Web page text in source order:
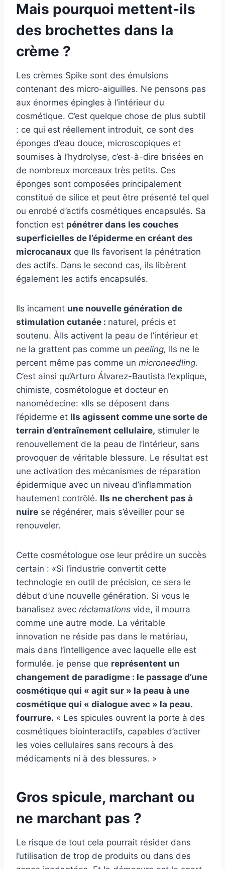
Mais pourquoi mettent-ils
des brochettes dans la
crème ?
Les crèmes Spike sont des émulsions
contenant des micro-aiguilles. Ne pensons pas
aux énormes épingles à l’intérieur du
cosmétique. C’est quelque chose de plus subtil
: ce qui est réellement introduit, ce sont des
éponges d’eau douce, microscopiques et
soumises à l’hydrolyse, c’est-à-dire brisées en
de nombreux morceaux très petits. Ces
éponges sont composées principalement
constitué de silice et peut être présenté tel quel
ou enrobé d’actifs cosmétiques encapsulés. Sa
fonction est pénétrer dans les couches
superficielles de l’épiderme en créant des
microcanaux que Ils favorisent la pénétration
des actifs. Dans le second cas, ils libèrent
également les actifs encapsulés.
Ils incarnent une nouvelle génération de
stimulation cutanée : naturel, précis et
soutenu. ÀIls activent la peau de l’intérieur et
ne la grattent pas comme un peeling, Ils ne le
percent même pas comme un microneedling.
C’est ainsi qu’Arturo Álvarez-Bautista l’explique,
chimiste, cosmétologue et docteur en
nanomédecine: «Ils se déposent dans
l’épiderme et Ils agissent comme une sorte de
terrain d’entraînement cellulaire, stimuler le
renouvellement de la peau de l’intérieur, sans
provoquer de véritable blessure. Le résultat est
une activation des mécanismes de réparation
épidermique avec un niveau d’inflammation
hautement contrôlé. Ils ne cherchent pas à
nuire se régénérer, mais s’éveiller pour se
renouveler.
Cette cosmétologue ose leur prédire un succès
certain : «Si l’industrie convertit cette
technologie en outil de précision, ce sera le
début d’une nouvelle génération. Si vous le
banalisez avec réclamations vide, il mourra
comme une autre mode. La véritable
innovation ne réside pas dans le matériau,
mais dans l’intelligence avec laquelle elle est
formulée. je pense que représentent un
changement de paradigme : le passage d’une
cosmétique qui « agit sur » la peau à une
cosmétique qui « dialogue avec » la peau.
fourrure. « Les spicules ouvrent la porte à des
cosmétiques biointeractifs, capables d’activer
les voies cellulaires sans recours à des
médicaments ni à des blessures. »
Gros spicule, marchant ou
ne marchant pas ?
Le risque de tout cela pourrait résider dans
l’utilisation de trop de produits ou dans des